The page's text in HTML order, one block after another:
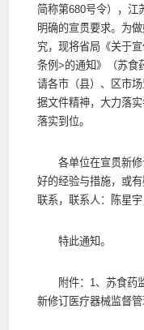
简称第680号令），江
明确的宣贯要求。为
究，现将省局《关于
条例>的通知》（苏食
请各市（县）、区市
据文件精神，大力落
落实到位。
各单位在宣贯新修
好的经验与措施，或
联系，联系人：陈星宇
特此通知。
附件：1、 苏食药
新修订医疗器械监督